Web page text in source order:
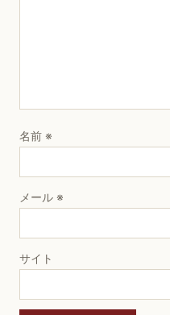
名前 ※
メール ※
サイト